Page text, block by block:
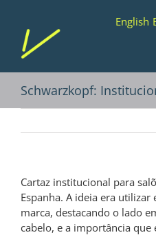
conteúdo
English
Schwarzkopf:
Cartaz institucional para
Espanha. A ideia era
marca, destacando o lado
cabelo, e a importância que